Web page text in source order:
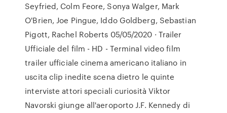
Seyfried, Colm Feore, Sonya Walger, Mark
O'Brien, Joe Pingue, Iddo Goldberg, Sebastian
Pigott, Rachel Roberts 05/05/2020 · Trailer
Ufficiale del film - HD - Terminal video film
trailer ufficiale cinema americano italiano in
uscita clip inedite scena dietro le quinte
interviste attori speciali curiosità Viktor
Navorski giunge all'aeroporto J.F. Kennedy di